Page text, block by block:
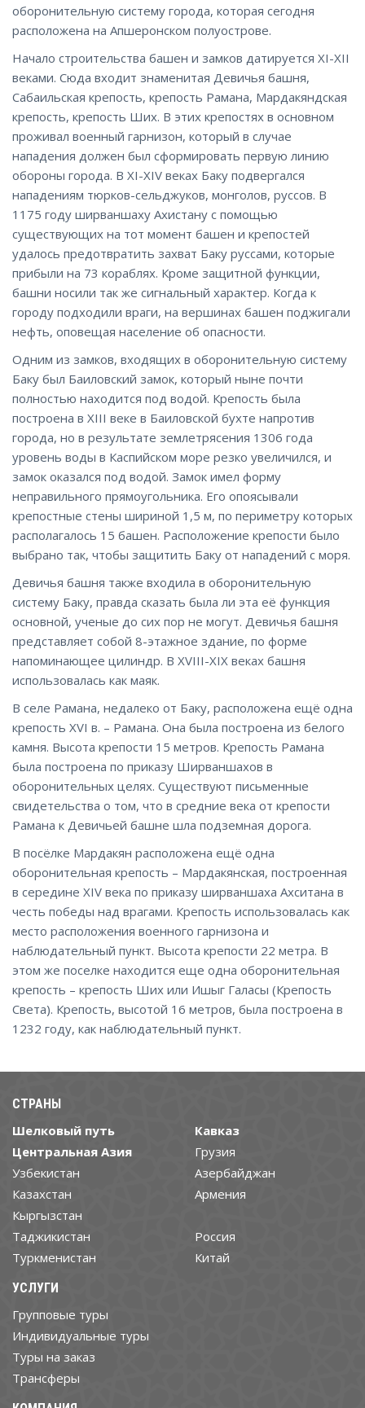
оборонительную систему города, которая сегодня
расположена на Апшеронском полуострове.
Начало строительства башен и замков датируется XI-XII
веками. Сюда входит знаменитая Девичья башня,
Сабаильская крепость, крепость Рамана, Мардакяндская
крепость, крепость Ших. В этих крепостях в основном
проживал военный гарнизон, который в случае
нападения должен был сформировать первую линию
обороны города. В XI-XIV веках Баку подвергался
нападениям тюрков-сельджуков, монголов, руссов. В
1175 году ширваншаху Ахистану с помощью
существующих на тот момент башен и крепостей
удалось предотвратить захват Баку руссами, которые
прибыли на 73 кораблях. Кроме защитной функции,
башни носили так же сигнальный характер. Когда к
городу подходили враги, на вершинах башен поджигали
нефть, оповещая население об опасности.
Одним из замков, входящих в оборонительную систему
Баку был Баиловский замок, который ныне почти
полностью находится под водой. Крепость была
построена в XIII веке в Баиловской бухте напротив
города, но в результате землетрясения 1306 года
уровень воды в Каспийском море резко увеличился, и
замок оказался под водой. Замок имел форму
неправильного прямоугольника. Его опоясывали
крепостные стены шириной 1,5 м, по периметру которых
располагалось 15 башен. Расположение крепости было
выбрано так, чтобы защитить Баку от нападений с моря.
Девичья башня также входила в оборонительную
систему Баку, правда сказать была ли эта её функция
основной, ученые до сих пор не могут. Девичья башня
представляет собой 8-этажное здание, по форме
напоминающее цилиндр. В XVIII-XIX веках башня
использовалась как маяк.
В селе Рамана, недалеко от Баку, расположена ещё одна
крепость XVI в. – Рамана. Она была построена из белого
камня. Высота крепости 15 метров. Крепость Рамана
была построена по приказу Ширваншахов в
оборонительных целях. Существуют письменные
свидетельства о том, что в средние века от крепости
Рамана к Девичьей башне шла подземная дорога.
В посёлке Мардакян расположена ещё одна
оборонительная крепость – Мардакянская, построенная
в середине XIV века по приказу ширваншаха Ахситана в
честь победы над врагами. Крепость использовалась как
место расположения военного гарнизона и
наблюдательный пункт. Высота крепости 22 метра. В
этом же поселке находится еще одна оборонительная
крепость – крепость Ших или Ишыг Галасы (Крепость
Света). Крепость, высотой 16 метров, была построена в
1232 году, как наблюдательный пункт.
СТРАНЫ
Шелковый путь
Центральная Азия
Узбекистан
Казахстан
Кыргызстан
Таджикистан
Туркменистан
Кавказ
Грузия
Азербайджан
Армения
Россия
Китай
УСЛУГИ
Групповые туры
Индивидуальные туры
Туры на заказ
Трансферы